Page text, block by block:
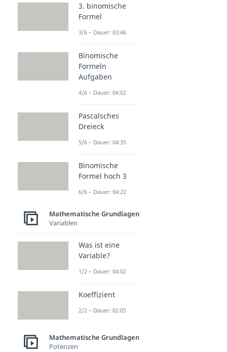
3. binomische
Formel
3/6 – Dauer: 03:46
Binomische
Formeln
Aufgaben
4/6 – Dauer: 04:02
Pascalsches
Dreieck
5/6 – Dauer: 04:35
Binomische
Formel hoch 3
6/6 – Dauer: 04:22
Mathematische Grundlagen
Variablen
Was ist eine
Variable?
1/2 – Dauer: 04:02
Koeffizient
2/2 – Dauer: 02:05
Mathematische Grundlagen
Potenzen